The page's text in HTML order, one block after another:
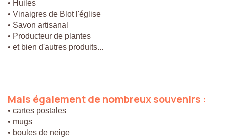
• Huiles
• Vinaigres de Blot l'église
• Savon artisanal
• Producteur de plantes
• et bien d'autres produits...
Mais égalementdenombreuxsouvenirs :
• cartes postales
• mugs
• boules de neige